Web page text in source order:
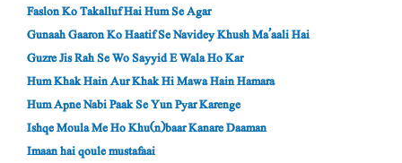
Faslon Ko Takalluf Hai Hum Se Agar
Gunaah Gaaron Ko Haatif Se Navidey Khush Ma’aali Hai
Guzre Jis Rah Se Wo Sayyid E Wala Ho Kar
Hum Khak Hain Aur Khak Hi Mawa Hain Hamara
Hum Apne Nabi Paak Se Yun Pyar Karenge
Ishqe Moula Me Ho Khu(n)baar Kanare Daaman
Imaan hai qoule mustafaai